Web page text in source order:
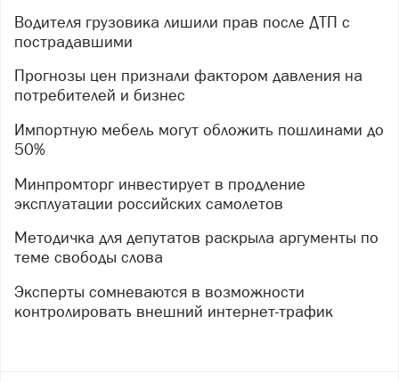
Водителя грузовика лишили прав после ДТП с
пострадавшими
Прогнозы цен признали фактором давления на
потребителей и бизнес
Импортную мебель могут обложить пошлинами до
50%
Минпромторг инвестирует в продление
эксплуатации российских самолетов
Методичка для депутатов раскрыла аргументы по
теме свободы слова
Эксперты сомневаются в возможности
контролировать внешний интернет-трафик